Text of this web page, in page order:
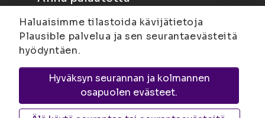
Joensuu
Suvantokatu 6, 80100 Joensuu |
KuopioYliopistonranta 15, PL 1627, 70211
Haluaisimme tilastoida kävijätietoja
Plausible palvelua ja sen seurantaevästeitä
hyödyntäen.
Hyväksyn seurannan ja kolmannen
osapuolen evästeet.